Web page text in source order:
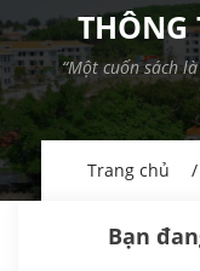
THÔNG
“Một cuốn sách
Trang chủ
Bạn